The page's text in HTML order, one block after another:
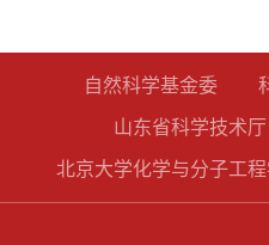
自然科学基金委
山东省科学技术厅
北京大学化学与分子工